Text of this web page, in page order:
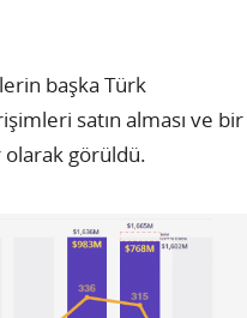
başka Türk
satın alması ve bir
olarak görüldü.